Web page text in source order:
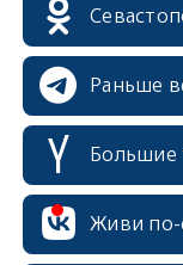
Раньше
Живи по-